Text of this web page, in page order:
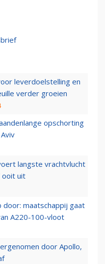
leverdoelstelling en
verder groeien
opschorting
langste vrachtvlucht
ooit uit
door: maatschappij gaat
A220-100-vloot
door Apollo,